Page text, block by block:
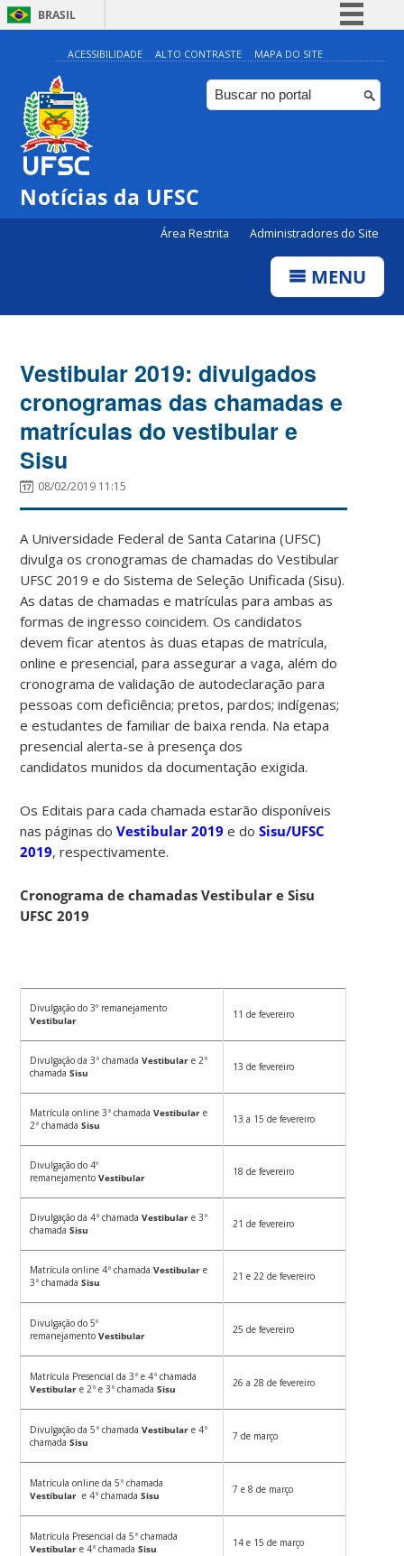
BRASIL
Simplifique!
Comunica BR
Participe
ACESSIBILIDADE ALTO CONTRASTE MAPA DO SITE
Notícias da UFSC
Área Restrita Administradores do Site
MENU
Vestibular 2019: divulgados
cronogramas das chamadas e
matrículas do vestibular e
Sisu
08/02/2019 11:15
A Universidade Federal de Santa Catarina (UFSC)
divulga os cronogramas de chamadas do Vestibular
UFSC 2019 e do Sistema de Seleção Unificada (Sisu).
As datas de chamadas e matrículas para ambas as
formas de ingresso coincidem. Os candidatos
devem ficar atentos às duas etapas de matrícula,
online e presencial, para assegurar a vaga, além do
cronograma de validação de autodeclaração para
pessoas com deficiência; pretos, pardos; indígenas;
e estudantes de familiar de baixa renda. Na etapa
presencial alerta-se à presença dos
candidatos munidos da documentação exigida.
Os Editais para cada chamada estarão disponíveis
nas páginas doVestibular 2019 e doSisu/UFSC
2019, respectivamente.
Cronograma de chamadas Vestibular e Sisu
UFSC 2019
Divulgação do 3º remanejamento
Vestibular
11 de fevereiro
Divulgação da 3ª chamadaVestibular e 2ª
chamadaSisu 13 de fevereiro
Matrícula online 3ª chamadaVestibular e
2ª chamadaSisu 13 a 15 de fevereiro
Divulgação do 4º
remanejamentoVestibular 18 de fevereiro
Divulgação da 4ª chamadaVestibular e 3ª
chamada Sisu 21 de fevereiro
Matrícula online 4ª chamadaVestibulare
3ª chamadaSisu 21 e 22 de fevereiro
Divulgação do 5º
remanejamentoVestibular 25 de fevereiro
Matrícula Presencial da 3ª e 4ª chamada
Vestibular e 2ª e 3ª chamada Sisu 26 a 28 de fevereiro
Divulgação da 5ª chamadaVestibulare 4ª
chamadaSisu 7 de março
Matrícula online da 5ª chamada
Vestibular e 4ª chamadaSisu 7 e 8 de março
Matrícula Presencial da 5ª chamada
Vestibulare 4ª chamadaSisu 14 e 15 de março